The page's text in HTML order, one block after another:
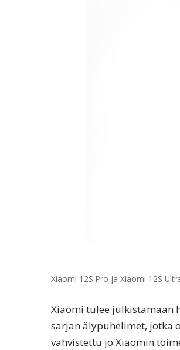
Xiaomi 12S Pro ja Xiaomi 12S
Xiaomi tulee julkistamaan
sarjan älypuhelimet, jotka
vahvistettu jo Xiaomin